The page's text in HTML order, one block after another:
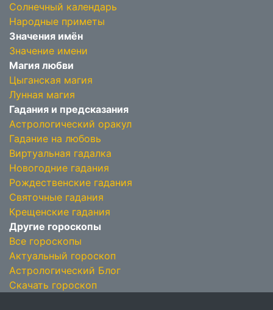
Солнечный календарь
Народные приметы
Значения имён
Значение имени
Магия любви
Цыганская магия
Лунная магия
Гадания и предсказания
Астрологический оракул
Гадание на любовь
Виртуальная гадалка
Новогодние гадания
Рождественские гадания
Святочные гадания
Крещенские гадания
Другие гороскопы
Все гороскопы
Актуальный гороскоп
Астрологический Блог
Скачать гороскоп